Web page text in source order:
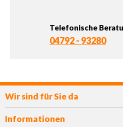
Telefonische
04792 - 93280
Wir sind für Sie da
Informationen